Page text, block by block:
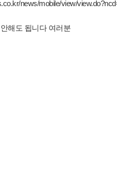
news/mobile/view/
해도 됩니다 여러분